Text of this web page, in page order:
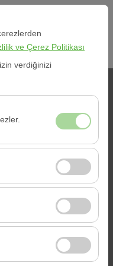
ve Çerez Politikası
verdiğinizi
güvenlik,
gereklidir. Devre
(ziyaretçi sayısı,
davranışları)
sitesi
sürekli
kişiselleştirilmiş
ölçmemize